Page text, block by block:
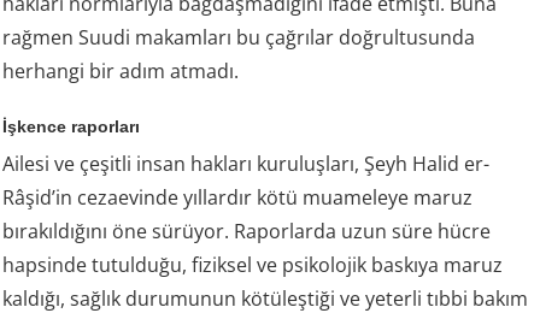
rağmen Suudi makamları bu çağrılar doğrultusunda
herhangi bir adım atmadı.
İşkence raporları
Ailesi ve çeşitli insan hakları kuruluşları, Şeyh Halid er-
Râşid’in cezaevinde yıllardır kötü muameleye maruz
bırakıldığını öne sürüyor. Raporlarda uzun süre hücre
hapsinde tutulduğu, fiziksel ve psikolojik baskıya maruz
kaldığı, sağlık durumunun kötüleştiği ve yeterli tıbbi bakım